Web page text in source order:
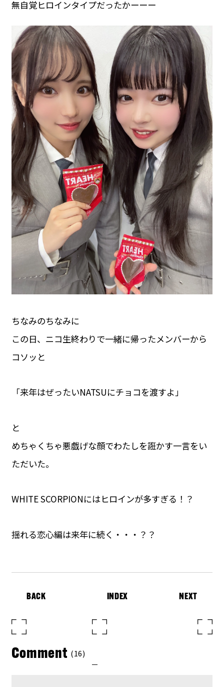
無自覚ヒロインタイプだったかーーー
ちなみのちなみに
この日、ニコ生終わりで一緒に帰ったメンバーから
コソッと
「来年はぜったいNATSUにチョコを渡すよ」
と
めちゃくちゃ悪戯げな顔でわたしを誑かす一言をい
ただいた。
WHITE SCORPIONにはヒロインが多すぎる！？
揺れる恋心編は来年に続く・・・？？
BACK INDEX NEXT
Comment (16)